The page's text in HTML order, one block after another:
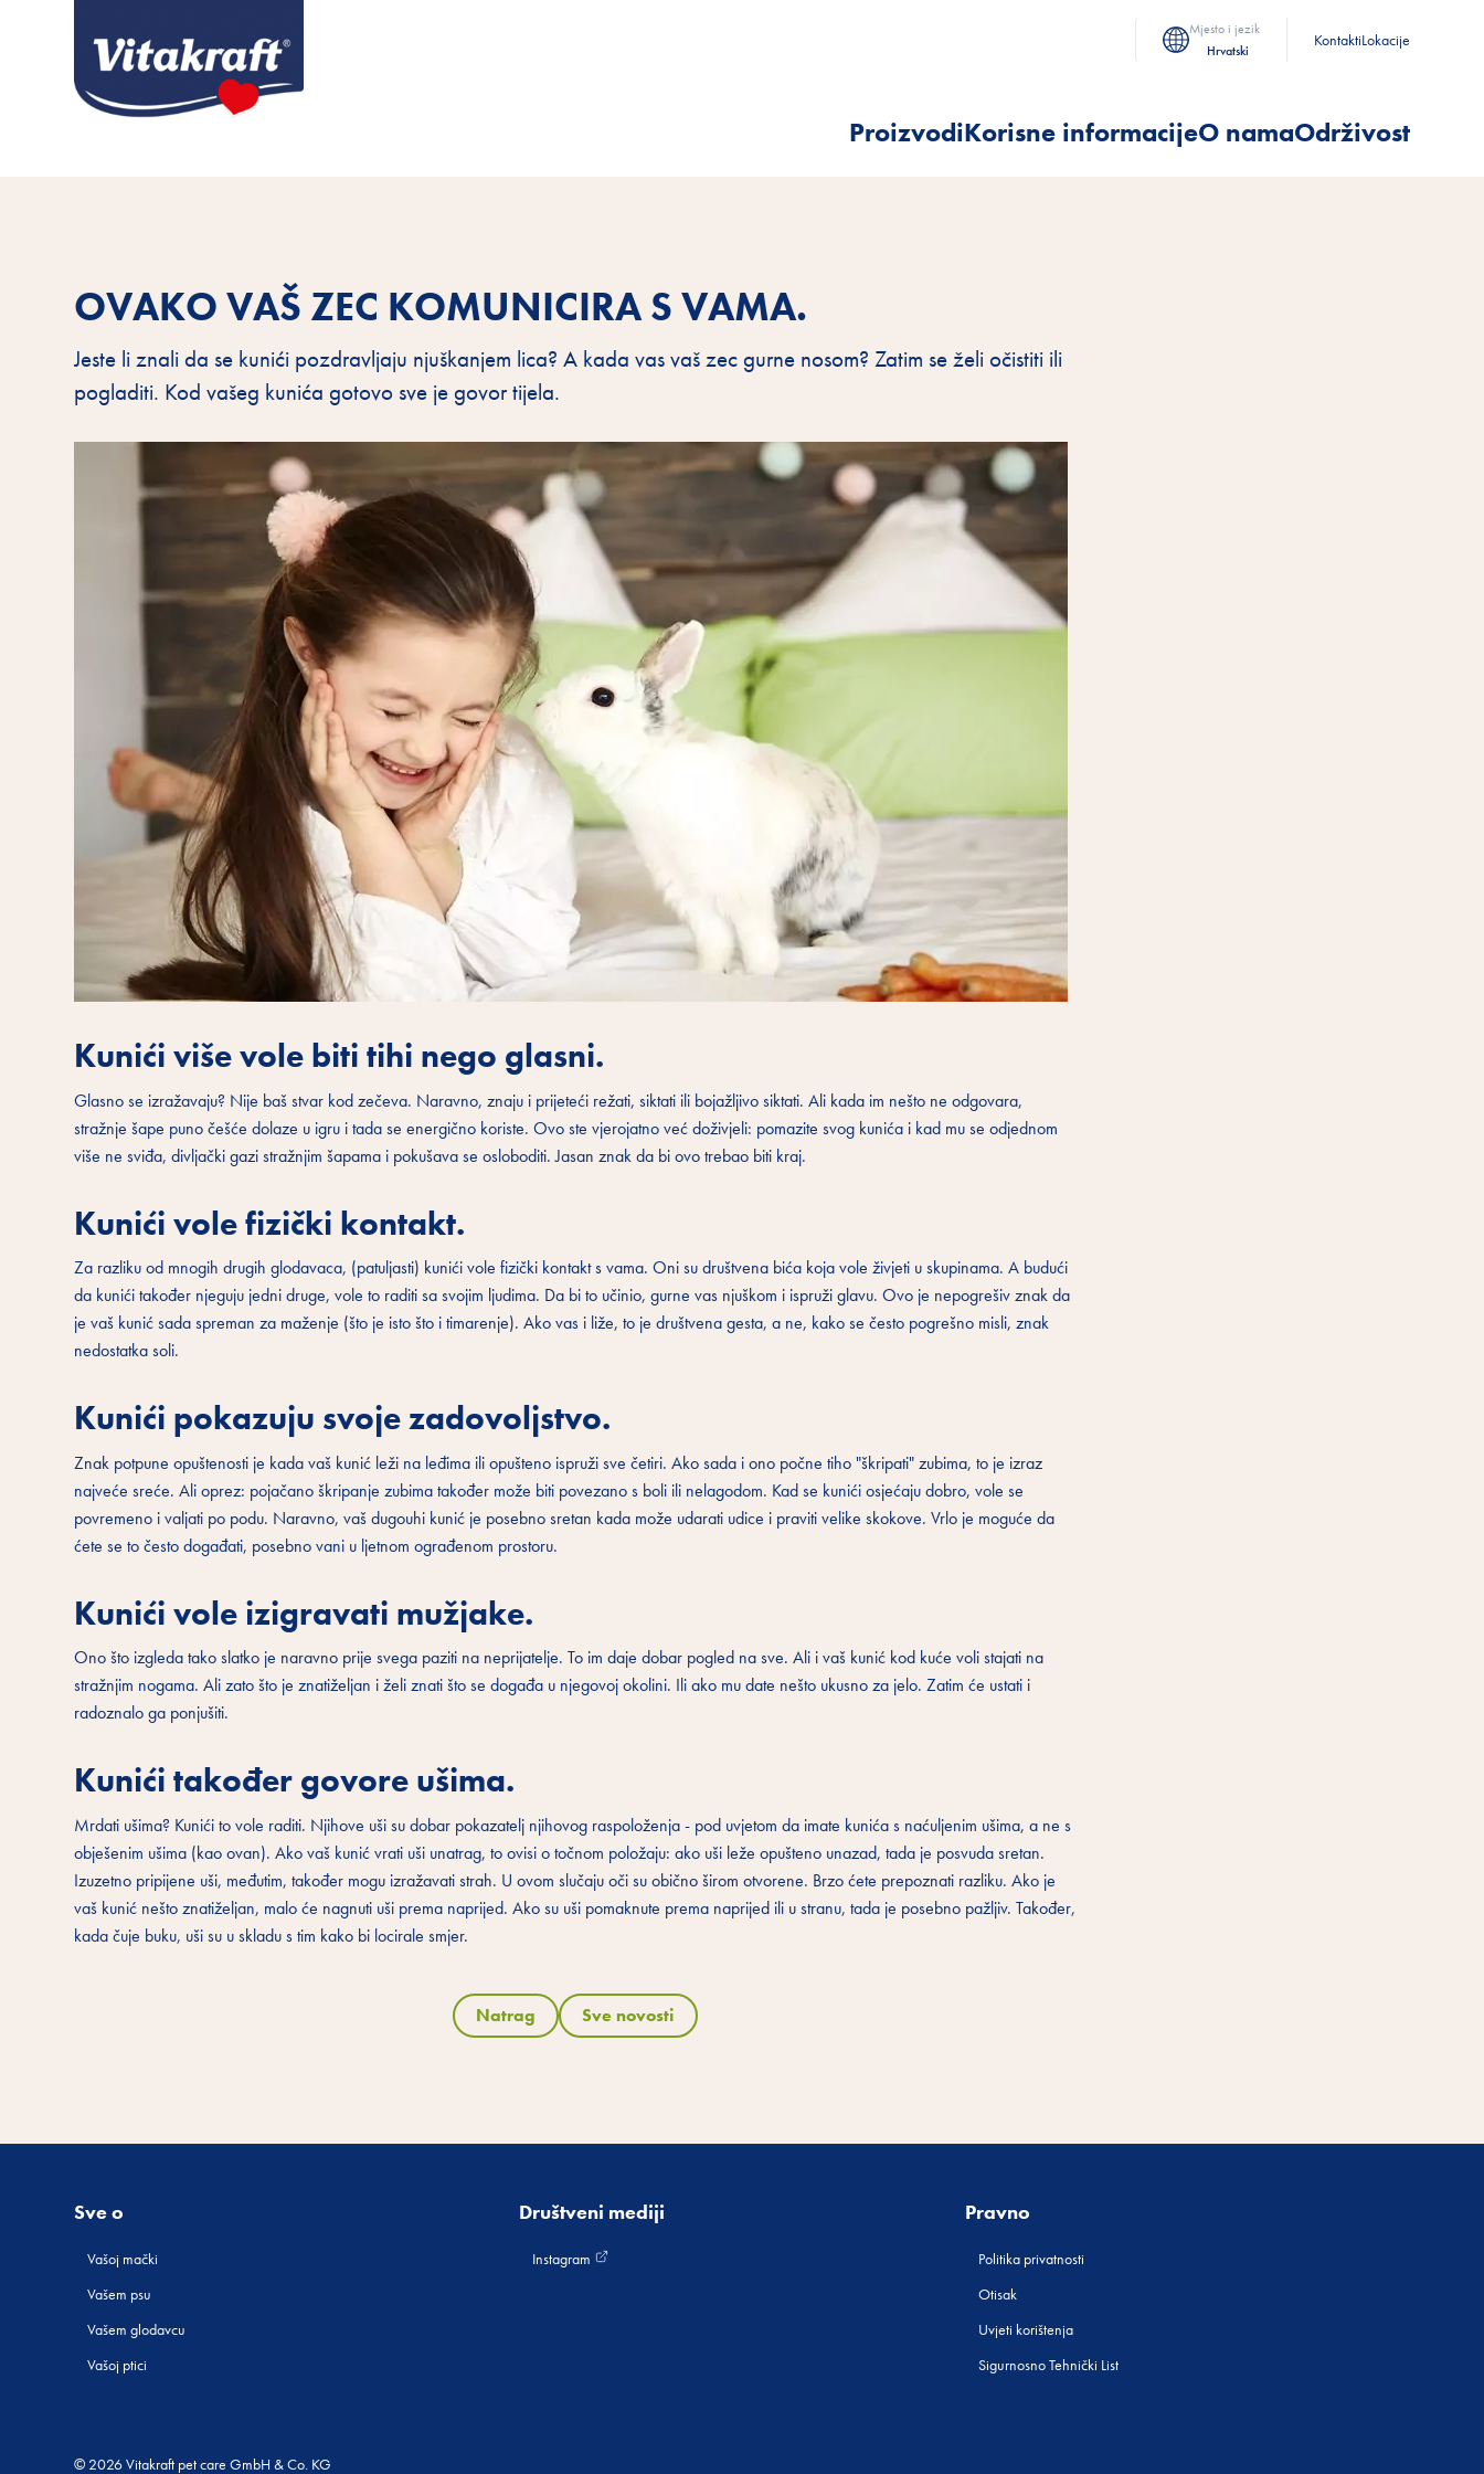
Mjesto i jezik
Hrvatski
KontaktiLokacije
ProizvodiKorisne informacijeO namaOdrživost
OVAKO VAŠ ZEC KOMUNICIRA S VAMA.
Jeste li znali da se kunići pozdravljaju njuškanjem lica? A kada vas vaš zec gurne nosom? Zatim se želi očistiti ili
pogladiti. Kod vašeg kunića gotovo sve je govor tijela.
Kunići više vole biti tihi nego glasni.
Glasno se izražavaju? Nije baš stvar kod zečeva. Naravno, znaju i prijeteći režati, siktati ili bojažljivo siktati. Ali kada im nešto ne odgovara,
stražnje šape puno češće dolaze u igru ​​i tada se energično koriste. Ovo ste vjerojatno već doživjeli: pomazite svog kunića i kad mu se odjednom
više ne sviđa, divljački gazi stražnjim šapama i pokušava se osloboditi. Jasan znak da bi ovo trebao biti kraj.
Kunići vole fizički kontakt.
Za razliku od mnogih drugih glodavaca, (patuljasti) kunići vole fizički kontakt s vama. Oni su društvena bića koja vole živjeti u skupinama. A budući
da kunići također njeguju jedni druge, vole to raditi sa svojim ljudima. Da bi to učinio, gurne vas njuškom i ispruži glavu. Ovo je nepogrešiv znak da
je vaš kunić sada spreman za maženje (što je isto što i timarenje). Ako vas i liže, to je društvena gesta, a ne, kako se često pogrešno misli, znak
nedostatka soli.
Kunići pokazuju svoje zadovoljstvo.
Znak potpune opuštenosti je kada vaš kunić leži na leđima ili opušteno ispruži sve četiri. Ako sada i ono počne tiho "škripati" zubima, to je izraz
najveće sreće. Ali oprez: pojačano škripanje zubima također može biti povezano s boli ili nelagodom. Kad se kunići osjećaju dobro, vole se
povremeno i valjati po podu. Naravno, vaš dugouhi kunić je posebno sretan kada može udarati udice i praviti velike skokove. Vrlo je moguće da
ćete se to često događati, posebno vani u ljetnom ograđenom prostoru.
Kunići vole izigravati mužjake.
Ono što izgleda tako slatko je naravno prije svega paziti na neprijatelje. To im daje dobar pogled na sve. Ali i vaš kunić kod kuće voli stajati na
stražnjim nogama. Ali zato što je znatiželjan i želi znati što se događa u njegovoj okolini. Ili ako mu date nešto ukusno za jelo. Zatim će ustati i
radoznalo ga ponjušiti.
Kunići također govore ušima.
Mrdati ušima? Kunići to vole raditi. Njihove uši su dobar pokazatelj njihovog raspoloženja - pod uvjetom da imate kunića s naćuljenim ušima, a ne s
obješenim ušima (kao ovan). Ako vaš kunić vrati uši unatrag, to ovisi o točnom položaju: ako uši leže opušteno unazad, tada je posvuda sretan.
Izuzetno pripijene uši, međutim, također mogu izražavati strah. U ovom slučaju oči su obično širom otvorene. Brzo ćete prepoznati razliku. Ako je
vaš kunić nešto znatiželjan, malo će nagnuti uši prema naprijed. Ako su uši pomaknute prema naprijed ili u stranu, tada je posebno pažljiv. Također,
kada čuje buku, uši su u skladu s tim kako bi locirale smjer.
Natrag Sve novosti
Sve o
Vašoj mački
Vašem psu
Vašem glodavcu
Vašoj ptici
Društveni mediji
Instagram
Pravno
Politika privatnosti
Otisak
Uvjeti korištenja
Sigurnosno Tehnički List
© 2026 Vitakraft pet care GmbH & Co. KG